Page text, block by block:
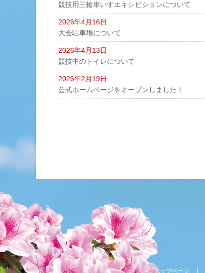
競技用三輪車いすエキシビションについて
2026年4月16日
大会駐車場について
2026年4月13日
競技中のトイレについて
2026年2月19日
公式ホームページをオープンしました！
トップページ